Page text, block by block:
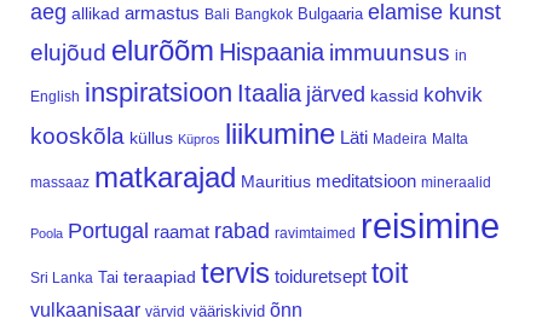
aeg allikad armastus Bali Bangkok Bulgaaria elamise kunst
elujõud elurõõm Hispaania immuunsus in
English inspiratsioon Itaalia järved kassid kohvik
kooskõla küllus Küpros liikumine Läti Madeira Malta
massaaz matkarajad Mauritius meditatsioon mineraalid
Poola Portugal raamat rabad ravimtaimed reisimine
Sri Lanka Tai teraapiad tervis toiduretsept toit
vulkaanisaar värvid vääriskivid õnn